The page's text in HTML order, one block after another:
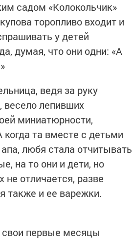
садом «Колокольчик»
торопливо входит и
у детей
думая, что они одни: «А
ведя за руку
весело лепивших
миниатюрности,
та вместе с детьми
любя стала отчитывать
на то они и дети, но
отличается, разве
также и ее варежки.
свои первые месяцы